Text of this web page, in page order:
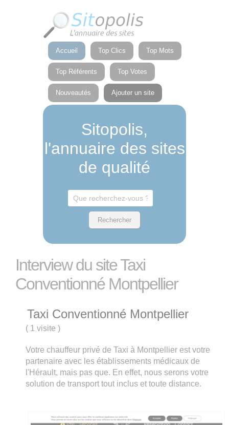
Accueil Top Clics Top Mots
Top Référents Top Votes
Nouveautés Ajouter un site
Sitopolis,
l'annuaire des sites
de qualité
Interview du site Taxi
Conventionné Montpellier
Taxi Conventionné Montpellier
( 1 visite)
Votre chauffeur privé de Taxi à Montpellier est votre
partenaire avec les établissements médicaux de
l'Hérault, mais pas que. En effet, nous serons votre
solution de transport tout inclus et toute distance.